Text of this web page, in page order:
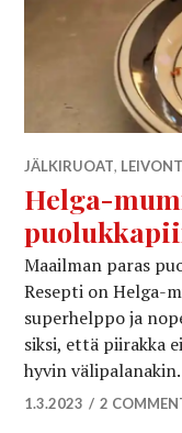
JÄLKIRUOAT,
Helga-
Maailman paras
Resepti on Helga-
superhelppo ja
siksi, että piirakka
hyvin välipalanakin.
1.3.2023 2